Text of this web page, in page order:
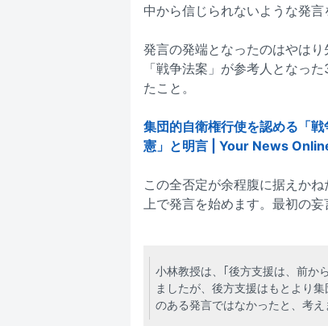
中から信じられないような発言
発言の発端となったのはやは
「戦争法案」が参考人となっ
たこと。
集団的自衛権行使を認める「
憲」と明言 | Your News
この全否定が余程腹に据えか
上で発言を始めます。最初の
小林教授は、｢後方支援は、前か
ましたが、後方支援はもとより
のある発言ではなかったと、考え